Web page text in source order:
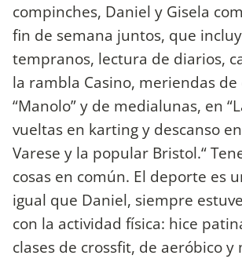
compinches, Daniel y Gisela
fin de semana juntos, que
tempranos, lectura de diarios,
la rambla Casino, meriendas
“Manolo” y de medialunas, en
vueltas en karting y descanso
Varese y la popular Bristol.“
cosas en común. El deporte es
igual que Daniel, siempre
con la actividad física: hice
clases de crossfit, de aeróbico y